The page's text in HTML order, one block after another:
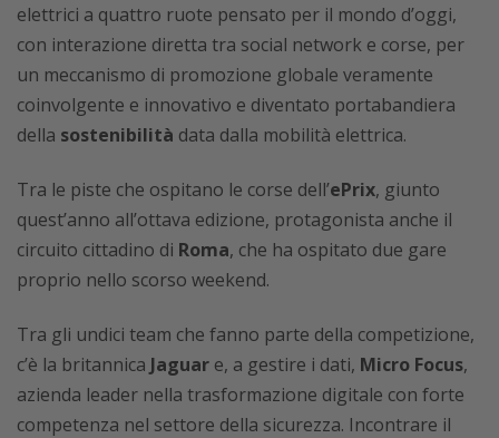
elettrici a quattro ruote pensato per il mondo d’oggi,
con interazione diretta tra social network e corse, per
un meccanismo di promozione globale veramente
coinvolgente e innovativo e diventato portabandiera
della sostenibilità data dalla mobilità elettrica.
Tra le piste che ospitano le corse dell’ePrix, giunto
quest’anno all’ottava edizione, protagonista anche il
circuito cittadino di Roma, che ha ospitato due gare
proprio nello scorso weekend.
Tra gli undici team che fanno parte della competizione,
c’è la britannica Jaguar e, a gestire i dati, Micro Focus,
azienda leader nella trasformazione digitale con forte
competenza nel settore della sicurezza. Incontrare il